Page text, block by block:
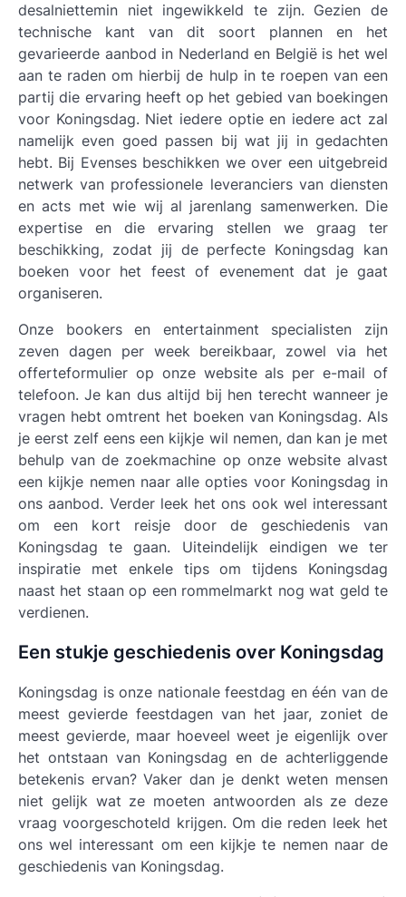
desalniettemin niet ingewikkeld te zijn. Gezien de
technische kant van dit soort plannen en het
gevarieerde aanbod in Nederland en België is het wel
aan te raden om hierbij de hulp in te roepen van een
partij die ervaring heeft op het gebied van boekingen
voor Koningsdag. Niet iedere optie en iedere act zal
namelijk even goed passen bij wat jij in gedachten
hebt. Bij Evenses beschikken we over een uitgebreid
netwerk van professionele leveranciers van diensten
en acts met wie wij al jarenlang samenwerken. Die
expertise en die ervaring stellen we graag ter
beschikking, zodat jij de perfecte Koningsdag kan
boeken voor het feest of evenement dat je gaat
organiseren.
Onze bookers en entertainment specialisten zijn
zeven dagen per week bereikbaar, zowel via het
offerteformulier op onze website als per e-mail of
telefoon. Je kan dus altijd bij hen terecht wanneer je
vragen hebt omtrent het boeken van Koningsdag. Als
je eerst zelf eens een kijkje wil nemen, dan kan je met
behulp van de zoekmachine op onze website alvast
een kijkje nemen naar alle opties voor Koningsdag in
ons aanbod. Verder leek het ons ook wel interessant
om een kort reisje door de geschiedenis van
Koningsdag te gaan. Uiteindelijk eindigen we ter
inspiratie met enkele tips om tijdens Koningsdag
naast het staan op een rommelmarkt nog wat geld te
verdienen.
Een stukje geschiedenis over Koningsdag
Koningsdag is onze nationale feestdag en één van de
meest gevierde feestdagen van het jaar, zoniet de
meest gevierde, maar hoeveel weet je eigenlijk over
het ontstaan van Koningsdag en de achterliggende
betekenis ervan? Vaker dan je denkt weten mensen
niet gelijk wat ze moeten antwoorden als ze deze
vraag voorgeschoteld krijgen. Om die reden leek het
ons wel interessant om een kijkje te nemen naar de
geschiedenis van Koningsdag.